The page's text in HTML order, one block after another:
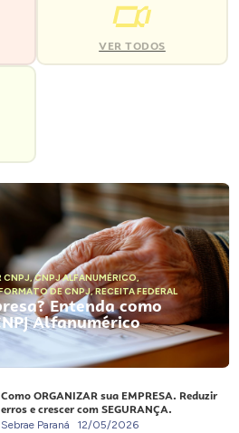
VER TODOS
CNPJ,CNPJ ALFANUMÉRICO,
DE CNPJ,RECEITA FEDERAL
Entenda como
Alfanumérico
Como ORGANIZAR sua EMPRESA. Reduzir
erros e crescer com SEGURANÇA.
Sebrae Paraná 12/05/2026